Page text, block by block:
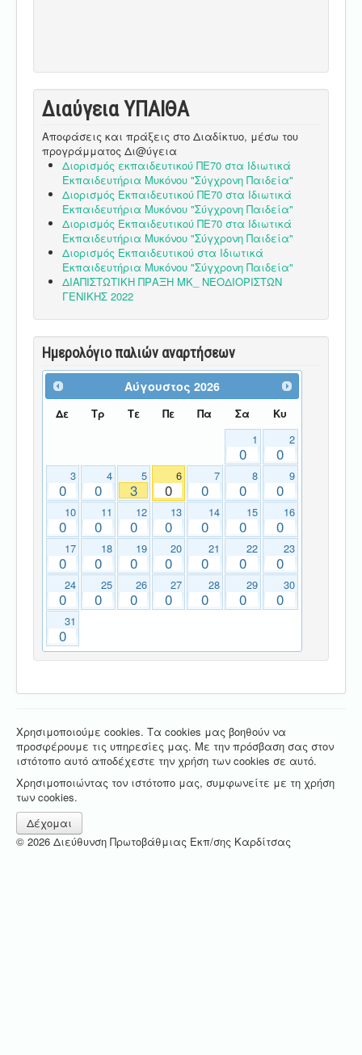
Διαύγεια ΥΠΑΙΘA
Αποφάσεις και πράξεις στο Διαδίκτυο, μέσω του
προγράμματος Δι@ύγεια
Διορισμός εκπαιδευτικού ΠΕ70 στα Ιδιωτικά
Εκπαιδευτήρια Μυκόνου "Σύγχρονη Παιδεία"
Διορισμός Εκπαιδευτικού ΠΕ70 στα Ιδιωτικά
Εκπαιδευτήρια Μυκόνου "Σύγχρονη Παιδεία"
Διορισμός Εκπαιδευτικού ΠΕ70 στα Ιδιωτικά
Εκπαιδευτήρια Μυκόνου "Σύγχρονη Παιδεία"
Διορισμός Εκπαιδευτικού στα Ιδιωτικά
Εκπαιδευτήρια Μυκόνου "Σύγχρονη Παιδεία"
ΔΙΑΠΙΣΤΩΤΙΚΗ ΠΡΑΞΗ ΜΚ_ ΝΕΟΔΙΟΡΙΣΤΩΝ
ΓΕΝΙΚΗΣ 2022
Ημερολόγιο παλιών αναρτήσεων
Αύγουστος 2026
Δε Τρ Τε Πε Πα Σα Κυ
1
0
2
0
3
0
4
0
5
3
6
0
7
0
8
0
9
0
10
0
11
0
12
0
13
0
14
0
15
0
16
0
17
0
18
0
19
0
20
0
21
0
22
0
23
0
24
0
25
0
26
0
27
0
28
0
29
0
30
0
31
0
Χρησιμοποιούμε cookies. Τα cookies μας βοηθούν να
προσφέρουμε τις υπηρεσίες μας. Με την πρόσβαση σας στον
ιστότοπο αυτό αποδέχεστε την χρήση των cookies σε αυτό.
Χρησιμοποιώντας τον ιστότοπο μας, συμφωνείτε με τη χρήση
των cookies.
Δέχομαι
© 2026 Διεύθυνση Πρωτοβάθμιας Εκπ/σης Καρδίτσας